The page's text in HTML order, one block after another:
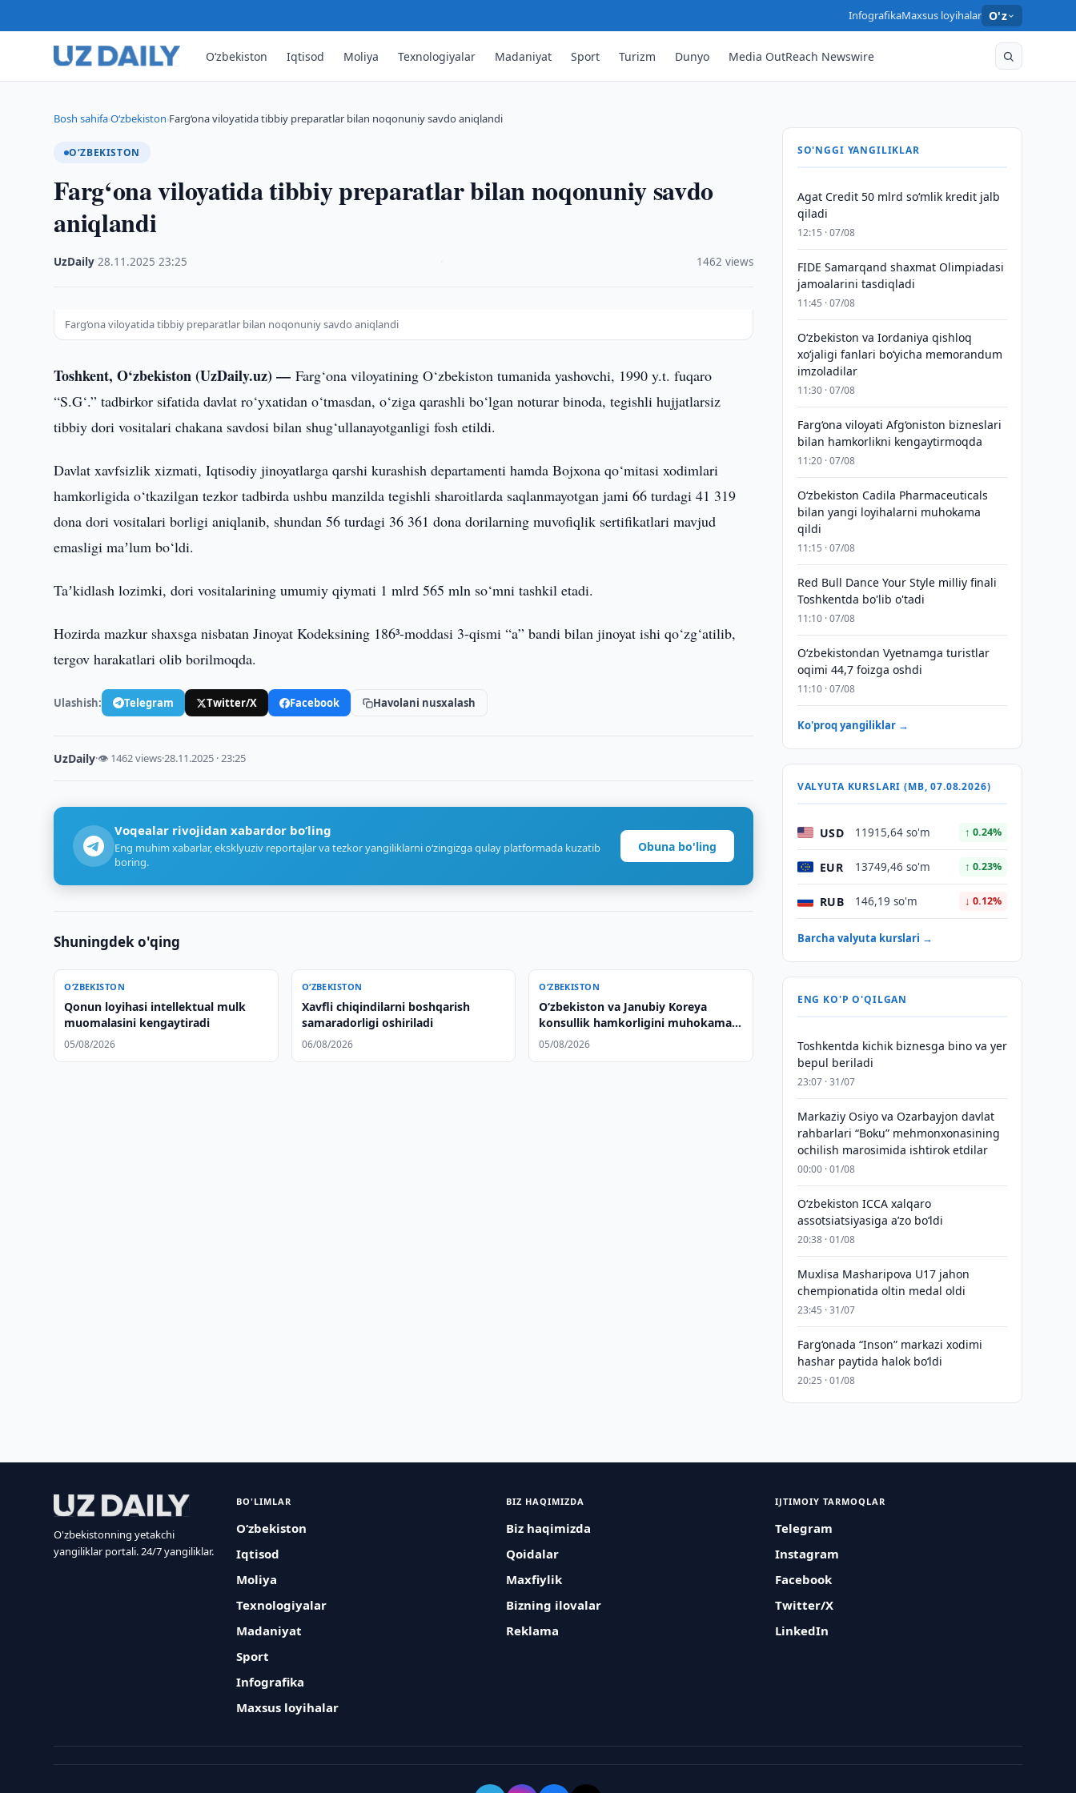
InfografikaMaxsus loyihalar O'z
O‘zbekiston Iqtisod Moliya Texnologiyalar Madaniyat Sport Turizm Dunyo Media OutReach Newswire
Bosh sahifa›O‘zbekiston›Farg‘ona viloyatida tibbiy preparatlar bilan noqonuniy savdo aniqlandi
O‘ZBEKISTON
Farg‘ona viloyatida tibbiy preparatlar bilan noqonuniy savdo
aniqlandi
UzDaily ·28.11.2025 ·23:25 1462 views
Farg‘ona viloyatida tibbiy preparatlar bilan noqonuniy savdo aniqlandi
Toshkent, O‘zbekiston (UzDaily.uz) —Farg‘ona viloyatining O‘zbekiston tumanida yashovchi, 1990 y.t. fuqaro
“S.G‘.” tadbirkor sifatida davlat ro‘yxatidan o‘tmasdan, o‘ziga qarashli bo‘lgan noturar binoda, tegishli hujjatlarsiz
tibbiy dori vositalari chakana savdosi bilan shug‘ullanayotganligi fosh etildi.
Davlat xavfsizlik xizmati, Iqtisodiy jinoyatlarga qarshi kurashish departamenti hamda Bojxona qo‘mitasi xodimlari
hamkorligida o‘tkazilgan tezkor tadbirda ushbu manzilda tegishli sharoitlarda saqlanmayotgan jami 66 turdagi 41 319
dona dori vositalari borligi aniqlanib, shundan 56 turdagi 36 361 dona dorilarning muvofiqlik sertifikatlari mavjud
emasligi maʼlum bo‘ldi.
Taʼkidlash lozimki, dori vositalarining umumiy qiymati 1 mlrd 565 mln so‘mni tashkil etadi.
Hozirda mazkur shaxsga nisbatan Jinoyat Kodeksining 186³-moddasi 3-qismi “a” bandi bilan jinoyat ishi qo‘zg‘atilib,
tergov harakatlari olib borilmoqda.
Ulashish: Telegram Twitter/X Facebook Havolani nusxalash
UzDaily·👁 1462 views·28.11.2025 · 23:25
Voqealar rivojidan xabardor bo‘ling
Eng muhim xabarlar, eksklyuziv reportajlar va tezkor yangiliklarni o‘zingizga qulay platformada kuzatib
boring.
Obuna bo'ling
Shuningdek o'qing
O‘ZBEKISTON
Qonun loyihasi intellektual mulk
muomalasini kengaytiradi
05/08/2026
O‘ZBEKISTON
Xavfli chiqindilarni boshqarish
samaradorligi oshiriladi
06/08/2026
O‘ZBEKISTON
Oʻzbekiston va Janubiy Koreya
konsullik hamkorligini muhokama
qilishdi
05/08/2026
SO'NGGI YANGILIKLAR
Agat Credit 50 mlrd so‘mlik kredit jalb
qiladi
12:15 · 07/08
FIDE Samarqand shaxmat Olimpiadasi
jamoalarini tasdiqladi
11:45 · 07/08
Oʻzbekiston va Iordaniya qishloq
xoʻjaligi fanlari boʻyicha memorandum
imzoladilar
11:30 · 07/08
Farg‘ona viloyati Afg‘oniston bizneslari
bilan hamkorlikni kengaytirmoqda
11:20 · 07/08
Oʻzbekiston Cadila Pharmaceuticals
bilan yangi loyihalarni muhokama
qildi
11:15 · 07/08
Red Bull Dance Your Style milliy finali
Toshkentda bo'lib o'tadi
11:10 · 07/08
O‘zbekistondan Vyetnamga turistlar
oqimi 44,7 foizga oshdi
11:10 · 07/08
Ko'proq yangiliklar →
VALYUTA KURSLARI (MB, 07.08.2026)
USD 11915,64 so'm ↑ 0.24%
EUR 13749,46 so'm ↑ 0.23%
RUB 146,19 so'm ↓ 0.12%
Barcha valyuta kurslari →
ENG KO'P O'QILGAN
Toshkentda kichik biznesga bino va yer
bepul beriladi
23:07 · 31/07
Markaziy Osiyo va Ozarbayjon davlat
rahbarlari “Boku” mehmonxonasining
ochilish marosimida ishtirok etdilar
00:00 · 01/08
O‘zbekiston ICCA xalqaro
assotsiatsiyasiga aʼzo bo‘ldi
20:38 · 01/08
Muxlisa Masharipova U17 jahon
chempionatida oltin medal oldi
23:45 · 31/07
Farg‘onada “Inson” markazi xodimi
hashar paytida halok bo‘ldi
20:25 · 01/08
O'zbekistonning yetakchi
yangiliklar portali. 24/7 yangiliklar.
BO'LIMLAR
O‘zbekiston
Iqtisod
Moliya
Texnologiyalar
Madaniyat
Sport
Infografika
Maxsus loyihalar
BIZ HAQIMIZDA
Biz haqimizda
Qoidalar
Maxfiylik
Bizning ilovalar
Reklama
IJTIMOIY TARMOQLAR
Telegram
Instagram
Facebook
Twitter/X
LinkedIn